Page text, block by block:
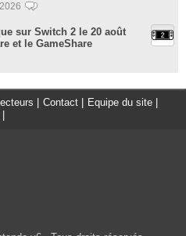
sur Switch 2 le 20 août
et le GameShare
Contact Equipe du site